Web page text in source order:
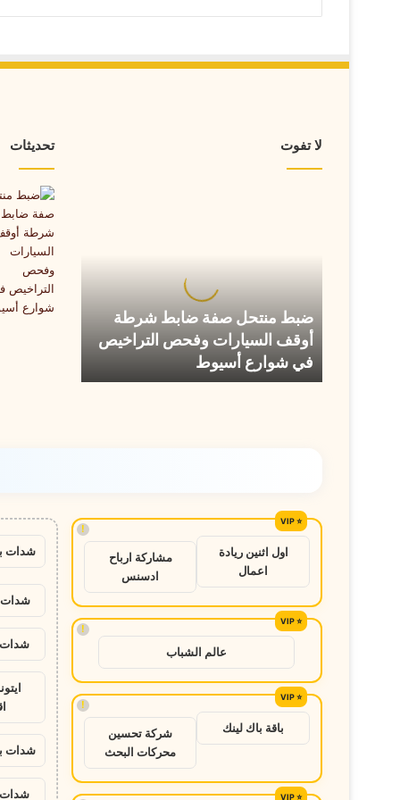
لا تفوت
وفحص
التراخيص
في
شوارع
ضبط منتحل صفة ضابط شرطة
أوقف السيارات وفحص التراخيص
في شوارع أسيوط
تحديثات
!
اول اثنين ريادة
اعمال
مشاركة ارباح
ادسنس
!
عالم الشباب
!
باقة باك لينك
شركة تحسين
محركات البحث
شدات
شدات
شدات
شدات
شدات